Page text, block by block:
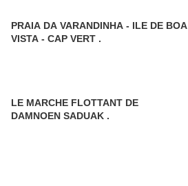
PRAIA DA VARANDINHA - ILE DE BOA
VISTA - CAP VERT .
LE MARCHE FLOTTANT DE
DAMNOEN SADUAK .